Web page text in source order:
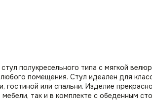
полукресельного типа с мягкой
помещения. Стул идеален для
гостиной или спальни. Изделие
так и в комплекте с обеденным